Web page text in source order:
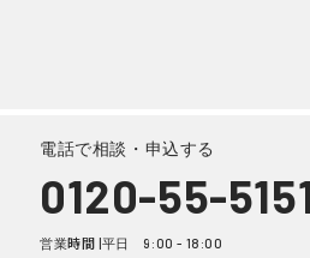
トヨタ タウン
3 年式5BF-S403M